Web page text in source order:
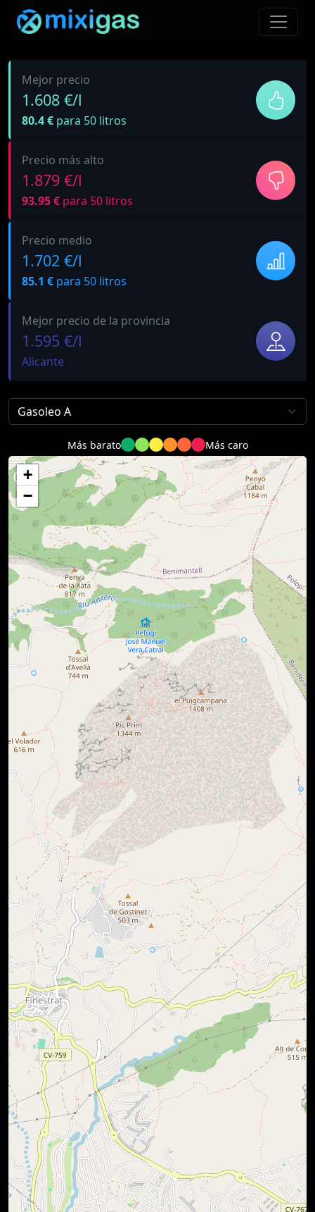
Mejor precio
1.608 €/l
80.4 € para 50 litros
Precio más alto
1.879 €/l
93.95 € para 50 litros
Precio medio
1.702 €/l
85.1 € para 50 litros
Mejor precio de la provincia
1.595 €/l
Alicante
Más barato Más caro
+
−